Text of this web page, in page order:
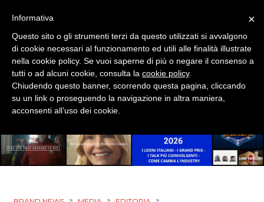
CSR
STRATEGIE
CINEMA
DIGITALE
EDITORIA
> > >
×
Informativa
Questo sito o gli strumenti terzi da questo utilizzati si avvalgono
di cookie necessari al funzionamento ed utili alle finalità illustrate
nella cookie policy. Se vuoi saperne di più o negare il consenso a
tutti o ad alcuni cookie, consulta la cookie policy.
Chiudendo questo banner, scorrendo questa pagina, cliccando
su un link o proseguendo la navigazione in altra maniera,
acconsenti all’uso dei cookie.